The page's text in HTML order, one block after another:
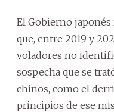
El Gobierno
que, entre 2019 y
voladores no
sospecha que se
chinos, como el
principios de ese